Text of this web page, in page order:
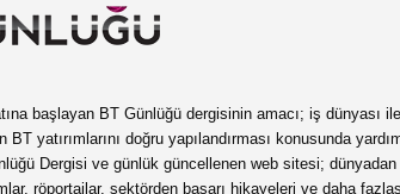
başlayan BT Günlüğü dergisinin amacı; iş dünyası
BT yatırımlarını doğru yapılandırması konusunda
Dergisi ve günlük güncellenen web sitesi;
röportajlar, sektörden başarı hikayeleri ve daha